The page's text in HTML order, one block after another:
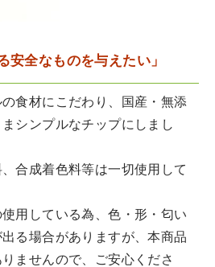
安全なものを与えたい」
食材にこだわり、国産・無添
シンプルなチップにしまし
合成着色料等は一切使用して
用している為、色・形・匂い
る場合がありますが、本商品
ませんので、ご安心くださ